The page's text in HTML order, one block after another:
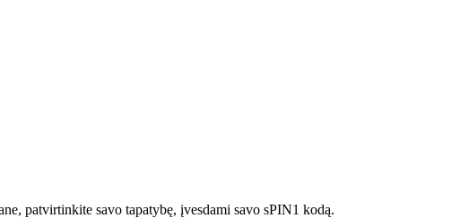
patvirtinkite savo tapatybę, įvesdami savo sPIN1 kodą.